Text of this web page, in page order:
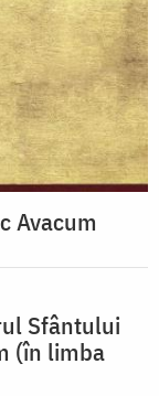
Avacum
Sfântului
(în limba